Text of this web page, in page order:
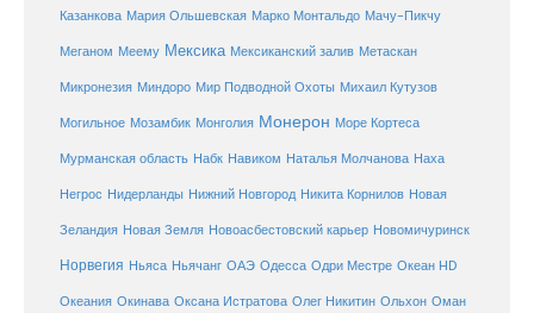
Казанкова Мария Ольшевская Марко Монтальдо Мачу-Пикчу
Меганом Меему Мексика Мексиканский залив Метаскан
Микронезия Миндоро Мир Подводной Охоты Михаил Кутузов
Могильное Мозамбик Монголия Монерон Море Кортеса
Мурманская область Набк Навиком Наталья Молчанова Наха
Негрос Нидерланды Нижний Новгород Никита Корнилов Новая
Зеландия Новая Земля Новоасбестовский карьер Новомичуринск
Норвегия Ньяса Ньячанг ОАЭ Одесса Одри Местре Океан HD
Океания Окинава Оксана Истратова Олег Никитин Ольхон Оман